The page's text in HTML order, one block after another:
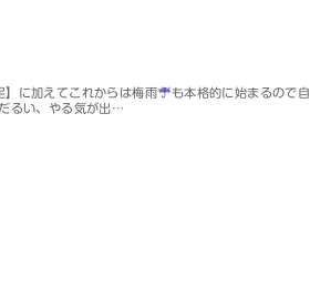
】に加えてこれからは梅雨
も本格的に始まるので自
るい、やる気が出…